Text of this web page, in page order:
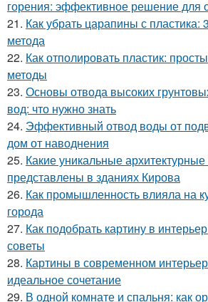
горения: эффективное решение для
21. Как убрать царапины с
метода
22. Как отполировать пластик:
методы
23. Основы отвода высоких
вод: что нужно знать
24. Эффективный отвод воды от
дом от наводнения
25. Какие уникальные архитектурные
представлены в зданиях Кирова
26. Как промышленность влияла на
города
27. Как подобрать картину в
советы
28. Картины в современном
идеальное сочетание
29. В одной комнате и спальня: как